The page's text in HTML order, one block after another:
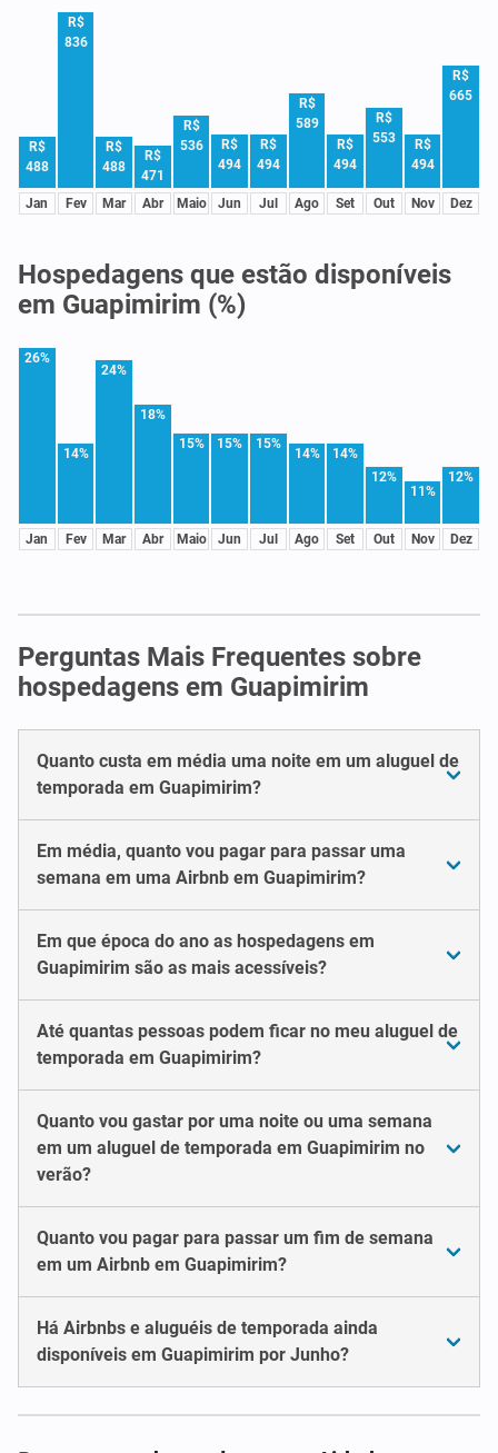
R$
488
Jan
R$
836
Fev
R$
488
Mar
R$
471
Abr
R$
536
Maio
R$
494
Jun
R$
494
Jul
R$
589
Ago
R$
494
Set
R$
553
Out
R$
494
Nov
R$
665
Dez
Hospedagens que estão disponíveis
em Guapimirim (%)
26%
Jan
14%
Fev
24%
Mar
18%
Abr
15%
Maio
15%
Jun
15%
Jul
14%
Ago
14%
Set
12%
Out
11%
Nov
12%
Dez
Perguntas Mais Frequentes sobre
hospedagens em Guapimirim
Quanto custa em média uma noite em um aluguel de
temporada em Guapimirim?
Em média, quanto vou pagar para passar uma
semana em uma Airbnb em Guapimirim?
Em que época do ano as hospedagens em
Guapimirim são as mais acessíveis?
Até quantas pessoas podem ficar no meu aluguel de
temporada em Guapimirim?
Quanto vou gastar por uma noite ou uma semana
em um aluguel de temporada em Guapimirim no
verão?
Quanto vou pagar para passar um fim de semana
em um Airbnb em Guapimirim?
Há Airbnbs e aluguéis de temporada ainda
disponíveis em Guapimirim por Junho?